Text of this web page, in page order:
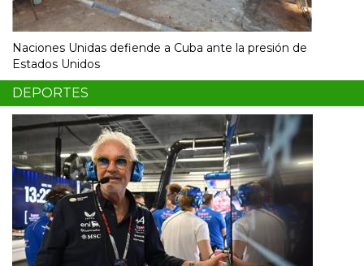
Naciones Unidas defiende a Cuba ante la presión de
Estados Unidos
DEPORTES